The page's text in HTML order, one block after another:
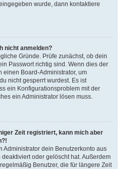
wurde, dann kontaktiere
nicht anmelden?
Gründe. Prüfe zunächst, ob dein
Passwort richtig sind. Wenn dies der
einen Board-Administrator, um
nicht gesperrt wurdest. Es ist
ein Konfigurationsproblem mit der
ein Administrator lösen muss.
Zeit registriert, kann mich aber
Administrator dein Benutzerkonto aus
oder gelöscht hat. Außerdem
Benutzer, die für längere Zeit